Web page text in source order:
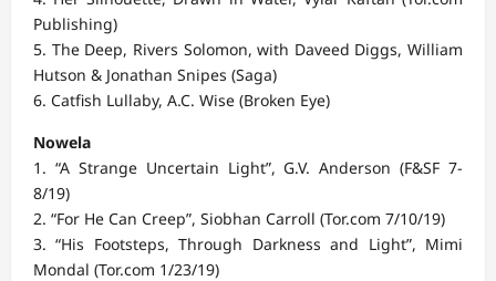
Publishing)
5. The Deep, Rivers Solomon, with Daveed Diggs, William
Hutson & Jonathan Snipes (Saga)
6. Catfish Lullaby, A.C. Wise (Broken Eye)
Nowela
1. “A Strange Uncertain Light”, G.V. Anderson (F&SF 7-
8/19)
2. “For He Can Creep”, Siobhan Carroll (Tor.com 7/10/19)
3. “His Footsteps, Through Darkness and Light”, Mimi
Mondal (Tor.com 1/23/19)